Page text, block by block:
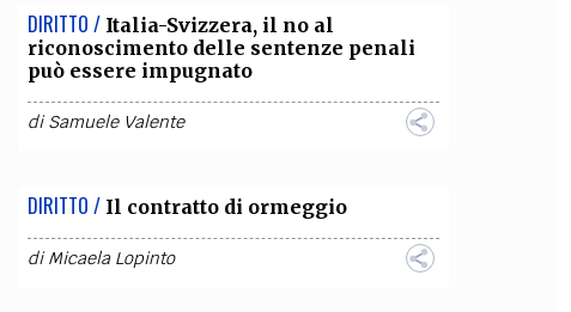
DIRITTO / Italia-Svizzera, il no al
riconoscimento delle sentenze penali
può essere impugnato
diSamuele Valente
DIRITTO / Il contratto di ormeggio
diMicaela Lopinto